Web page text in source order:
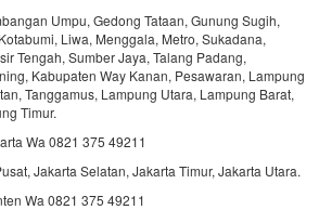
Umpu, Gedong Tataan, Gunung Sugih,
Liwa, Menggala, Metro, Sukadana,
Tengah, Sumber Jaya, Talang Padang,
Kabupaten Way Kanan, Pesawaran, Lampung
Tanggamus, Lampung Utara, Lampung Barat,
Timur.
Wa 0821 375 49211
Jakarta Selatan, Jakarta Timur, Jakarta Utara.
Wa 0821 375 49211